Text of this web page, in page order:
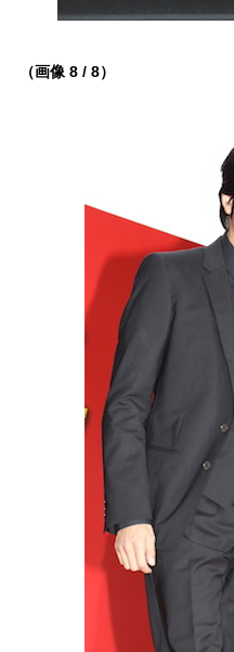
（画像 8 / 8）